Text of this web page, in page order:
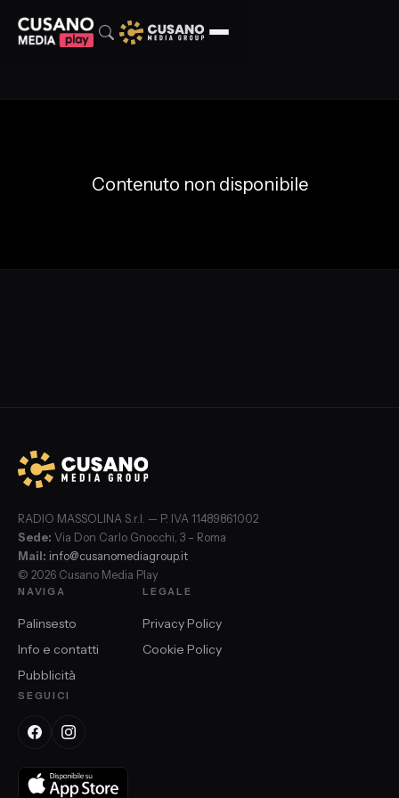
Contenuto non disponibile
RADIO MASSOLINA S.r.l. — P. IVA 11489861002
Sede: Via Don Carlo Gnocchi, 3 – Roma
Mail: info@cusanomediagroup.it
© 2026 Cusano Media Play
NAVIGA
Palinsesto
Info e contatti
Pubblicità
LEGALE
Privacy Policy
Cookie Policy
SEGUICI